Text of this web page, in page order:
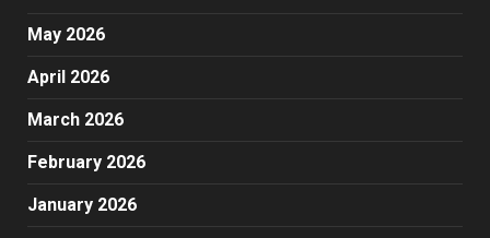
May 2026
April 2026
March 2026
February 2026
January 2026